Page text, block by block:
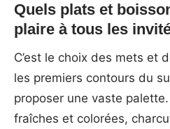
Quels plats et
plaire à tous les
C’est le choix des mets et
les premiers contours du
proposer une vaste
fraîches et colorées,